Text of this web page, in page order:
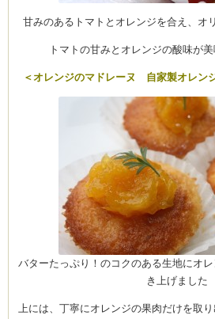
甘みのあるトマトとオレンジを合え、オ
トマトの甘みとオレンジの酸味が
＜オレンジのマドレーヌ 自家製オレン
バターたっぷり！のコクのある生地にオ
き上げました
上には、丁寧にオレンジの果肉だけを取